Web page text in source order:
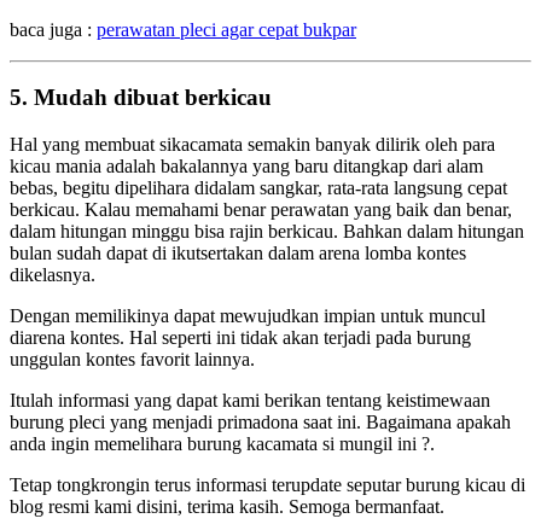
baca juga : perawatan pleci agar cepat bukpar
5. Mudah dibuat berkicau
Hal yang membuat sikacamata semakin banyak dilirik oleh para
kicau mania adalah bakalannya yang baru ditangkap dari alam
bebas, begitu dipelihara didalam sangkar, rata-rata langsung cepat
berkicau. Kalau memahami benar perawatan yang baik dan benar,
dalam hitungan minggu bisa rajin berkicau. Bahkan dalam hitungan
bulan sudah dapat di ikutsertakan dalam arena lomba kontes
dikelasnya.
Dengan memilikinya dapat mewujudkan impian untuk muncul
diarena kontes. Hal seperti ini tidak akan terjadi pada burung
unggulan kontes favorit lainnya.
Itulah informasi yang dapat kami berikan tentang keistimewaan
burung pleci yang menjadi primadona saat ini. Bagaimana apakah
anda ingin memelihara burung kacamata si mungil ini ?.
Tetap tongkrongin terus informasi terupdate seputar burung kicau di
blog resmi kami disini, terima kasih. Semoga bermanfaat.